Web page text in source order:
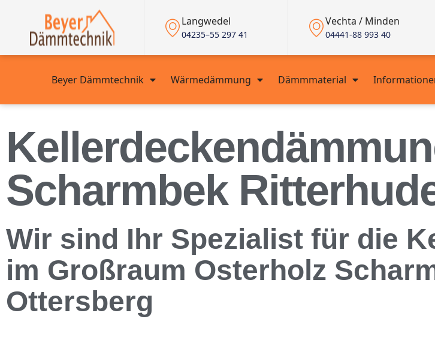
Langwedel
04235–55 297 41
Vechta / Minden
04441-88 993 40
Beyer Dämmtechnik Wärmedämmung Dämmmaterial
Scharmbek
Wir sind Ihr Spezialist für die
im Großraum Osterholz
Ottersberg